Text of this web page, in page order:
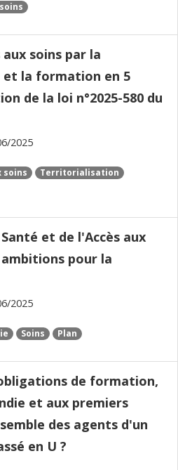
soins par la
la formation en 5
de la loi n°2025-580 du
2025
soins
Territorialisation
et de l'Accès aux
pour la
2025
Soins Plan
de formation,
et aux premiers
des agents d'un
en U ?